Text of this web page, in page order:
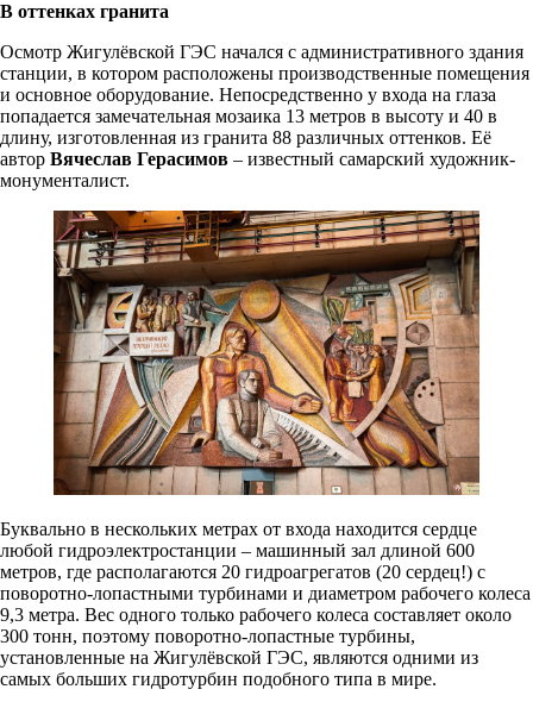
В оттенках гранита
Осмотр Жигулёвской ГЭС начался с административного здания
станции, в котором расположены производственные помещения
и основное оборудование. Непосредственно у входа на глаза
попадается замечательная мозаика 13 метров в высоту и 40 в
длину, изготовленная из гранита 88 различных оттенков. Её
автор Вячеслав Герасимов – известный самарский художник-
монументалист.
Буквально в нескольких метрах от входа находится сердце
любой гидроэлектростанции – машинный зал длиной 600
метров, где располагаются 20 гидроагрегатов (20 сердец!) с
поворотно-лопастными турбинами и диаметром рабочего колеса
9,3 метра. Вес одного только рабочего колеса составляет около
300 тонн, поэтому поворотно-лопастные турбины,
установленные на Жигулёвской ГЭС, являются одними из
самых больших гидротурбин подобного типа в мире.